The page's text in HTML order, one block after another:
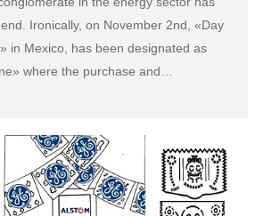
Ironically, on November 2nd, «Day
in Mexico, has been designated as
where the purchase and…